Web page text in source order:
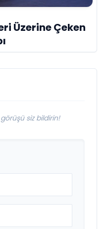
Üzerine Çeken
siz bildirin!